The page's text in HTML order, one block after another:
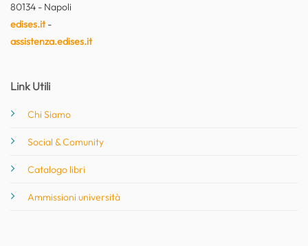
80134 - Napoli
edises.it-
assistenza.edises.it
Link Utili
Chi Siamo
Social & Comunity
Catalogo libri
Ammissioni università